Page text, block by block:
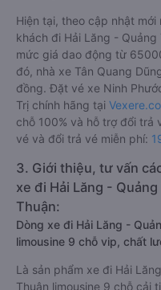
Hiện tại, theo cập nhật mới
khách đi Hải Lăng -
mức giá dao động từ
đó, nhà xe Tân Quang
đồng. Đặt vé xe Ninh
Trị chính hãng tại
chỗ 100% và hỗ trợ đổi trả
vé và đổi trả vé miễn phí:
3. Giới thiệu, tư vấn
xe đi Hải Lăng -
Thuận:
Dòng xe đi Hải Lăng -
limousine 9 chỗ vip, chất
Là sản phẩm xe đi Hải
Thuận limousine 9 chỗ cải